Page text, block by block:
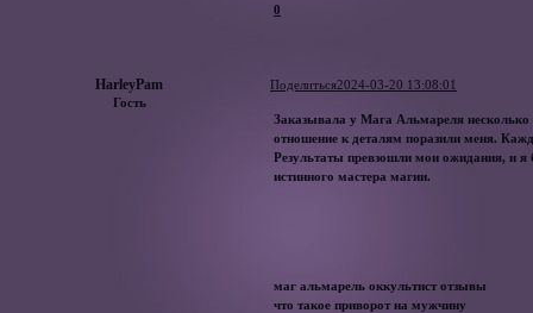
0
Поделиться2024-03-20 13:08:01
HarleyPam
Гость
Заказывала у Мага Альмареля несколько
отношение к деталям поразили меня.
Результаты превзошли мои ожидания, и
истинного мастера магии.
маг альмарель оккультист отзывы
что такое приворот на мужчину